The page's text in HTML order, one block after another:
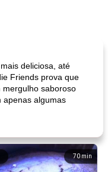
deliciosa, até
Friends prova que
mergulho saboroso
apenas algumas
70 min